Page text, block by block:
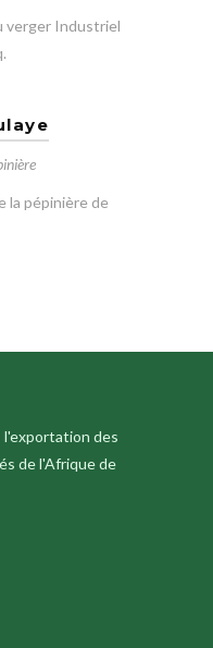
verger Industriel
la pépinière de
l'exportation des
de l'Afrique de